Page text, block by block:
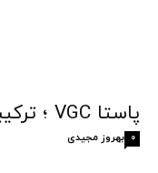
پاستا VGC ؛ ترکیبی برنده در وعده های غذایی
بهروز مجیدی 0